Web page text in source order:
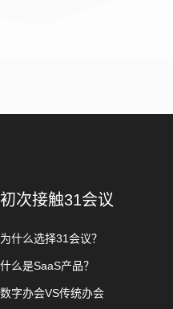
初次接触31会议
为什么选择31会议？
什么是SaaS产品？
数字办会VS传统办会